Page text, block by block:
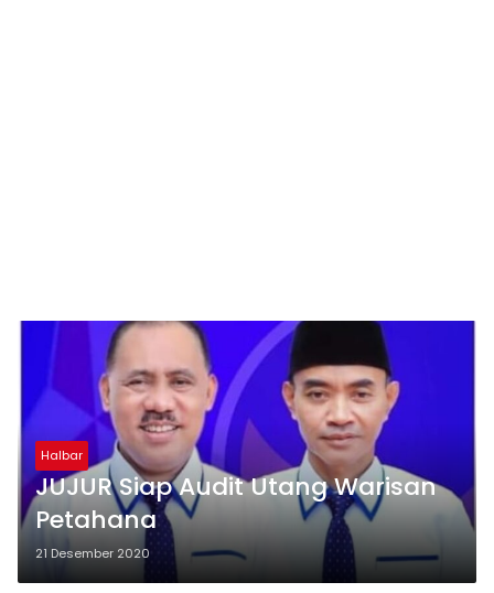
Halbar
JUJUR Siap Audit Utang Warisan
Petahana
21 Desember 2020